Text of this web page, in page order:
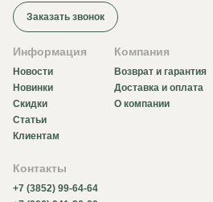
Заказать звонок
Информация
Новости
Новинки
Скидки
Статьи
Клиентам
Компания
Возврат и гарантия
Доставка и оплата
О компании
Контакты
+7 (3852) 99-64-64